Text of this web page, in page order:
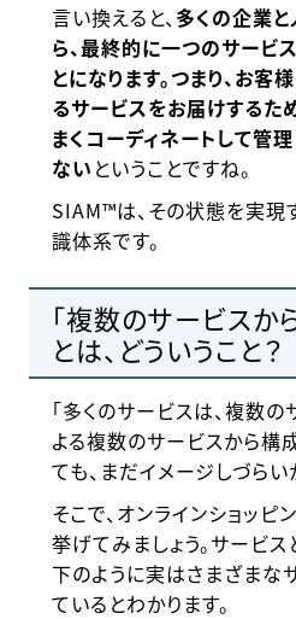
言い換えると、 多くの企業
ら、最終的に一つのサービ
とになります。つまり、お
るサービスをお届けするた
まくコーディネートして管
ない ということですね。
SIAM™は、その状態を実現
識体系です。
「複数のサービスか
とは、どういうこと？
「多くのサービスは、複数
よる複数のサービスから構
ても、まだイメージしづらい
そこで、オンラインショッ
挙げてみましょう。サービ
下のように実はさまざまな
ているとわかります。